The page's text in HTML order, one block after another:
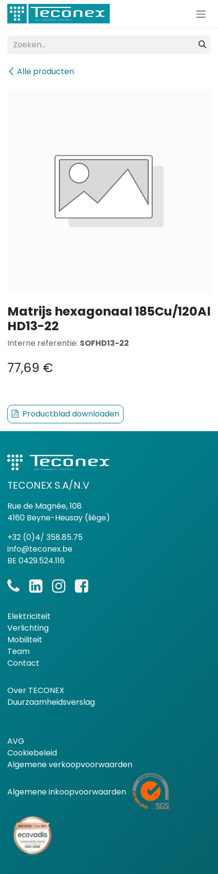
Overslaan naar inhoud
Alle producten
Matrijs hexagonaal 185Cu/120Al
HD13-22
Interne referentie: SOFHD13-22
77,69 €
Productblad downloaden
TECONEX S.A/N.V
Rue de Magnée, 108
4160 Beyne-Heusay (liège)
+32 (0)4/ 358.85.75
info@teconex.be
BE 0429.524.116
Elektriciteit
Verlichting
Mobiliteit
Team
Contact
Over TECONEX
Duurzaamheidsverslag
AVG
Cookiebeleid
Algemene verkoopvoorwaarden
Algemene inkoopvoorwaarden